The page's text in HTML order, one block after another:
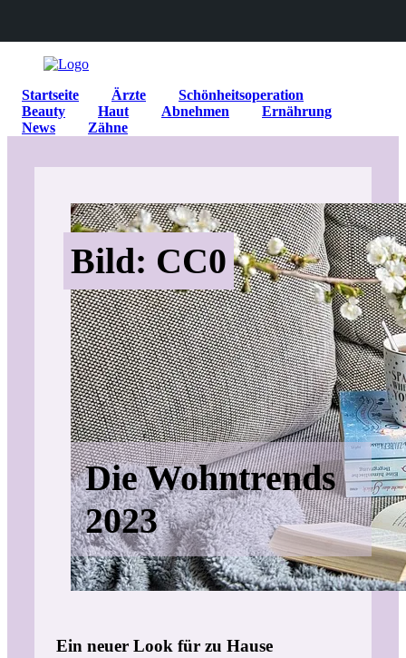
Startseite Ärzte
Schönheitsoperation
Beauty
Haut Abnehmen
Ernährung
News
Zähne
Bild: CC0
Die Wohntrends
2023
Ein neuer Look für zu Hause